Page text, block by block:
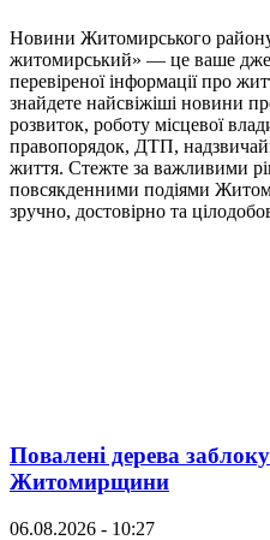
Новини Житомирського
житомирський» — це ваше
перевіреної інформації про
знайдете найсвіжіші новини
розвиток, роботу місцевої
правопорядок, ДТП,
життя. Стежте за важливими
повсякденними подіями
зручно, достовірно та
Повалені дерева
Житомирщини
06.08.2026 - 10:27